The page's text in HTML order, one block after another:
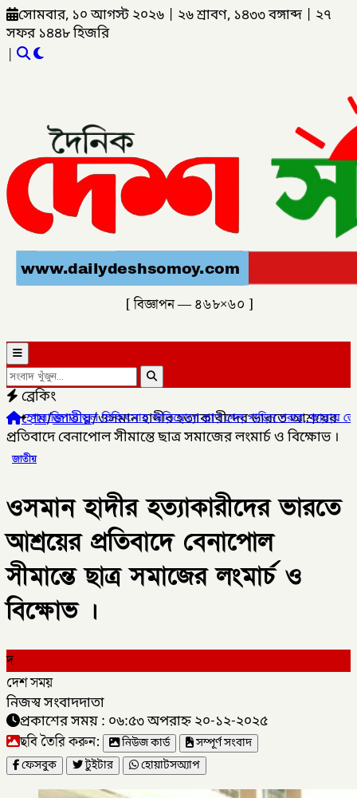
সোমবার, ১০ আগস্ট ২০২৬ ২৬ শ্রাবণ, ১৪৩৩ বঙ্গাব্দ
২৭
সফর ১৪৪৮ হিজরি
|
[ বিজ্ঞাপন — ৪৬৮×৬০ ]
ব্রেকিং
চিকিৎসার অভিযোগে প্রাণ গেল গাভিন গরুর, কান্নায় ভেঙে পড়লেন খামারি
হোম/জাতীয়/ওসমান হাদীর হত্যাকারীদের ভারতে আশ্রয়ের
প্রতিবাদে বেনাপোল সীমান্তে ছাত্র সমাজের লংমার্চ ও বিক্ষোভ ।
জাতীয়
ওসমান হাদীর হত্যাকারীদের ভারতে
আশ্রয়ের প্রতিবাদে বেনাপোল
সীমান্তে ছাত্র সমাজের লংমার্চ ও
বিক্ষোভ ।
দ
দেশ সময়
নিজস্ব সংবাদদাতা
প্রকাশের সময় : ০৬:৫৩ অপরাহ্ন ২০-১২-২০২৫
ছবি তৈরি করুন: নিউজ কার্ড
সম্পূর্ণ সংবাদ
ফেসবুক
টুইটার হোয়াটসঅ্যাপ